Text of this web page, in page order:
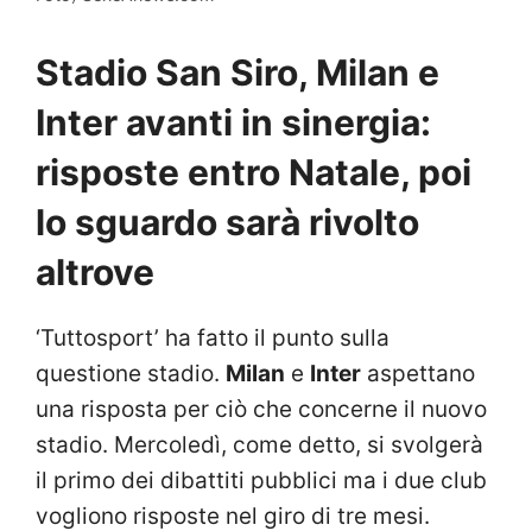
Stadio San Siro, Milan e
Inter avanti in sinergia:
risposte entro Natale, poi
lo sguardo sarà rivolto
altrove
‘Tuttosport’ ha fatto il punto sulla
questione stadio. Milan e Inter aspettano
una risposta per ciò che concerne il nuovo
stadio. Mercoledì, come detto, si svolgerà
il primo dei dibattiti pubblici ma i due club
vogliono risposte nel giro di tre mesi.